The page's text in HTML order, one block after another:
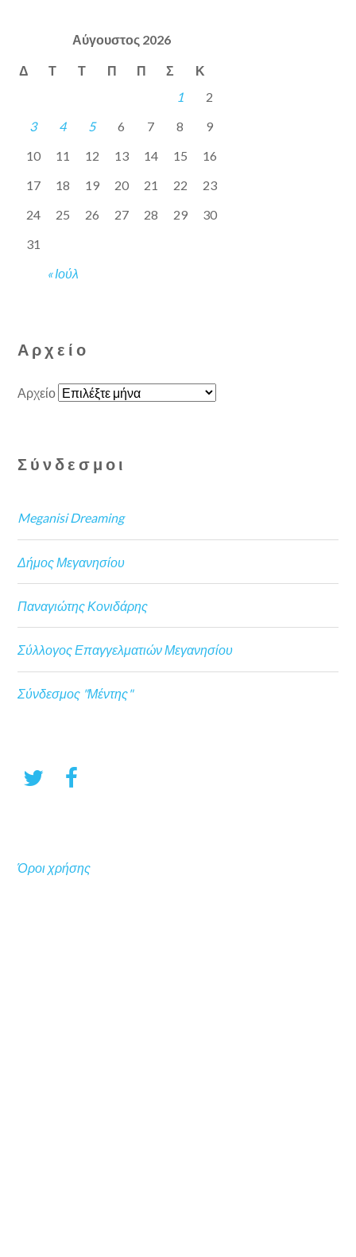
Αύγουστος 2026
Δ Τ Τ Π Π Σ Κ
« Ιούλ
1
2
3
4 5 6 7 8
9
10
11 12 13 14 15
16
17
18 19 20 21 22
23
24
25 26 27 28 29
30
31
Αρχείο
Αρχείο
Σύνδεσμοι
Meganisi Dreaming
Δήμος Μεγανησίου
Παναγιώτης Κονιδάρης
Σύλλογος Επαγγελματιών Μεγανησίου
Σύνδεσμος "Μέντης"
Όροι χρήσης